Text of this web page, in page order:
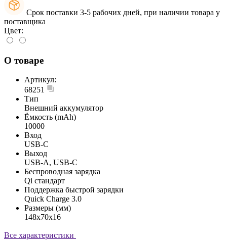
Срок поставки 3-5 рабочих дней, при наличии товара у
поставщика
Цвет:
О товаре
Артикул:
68251
Тип
Внешний аккумулятор
Ёмкость (mAh)
10000
Вход
USB-С
Выход
USB-A, USB-C
Беспроводная зарядка
Qi стандарт
Поддержка быстрой зарядки
Quick Charge 3.0
Размеры (мм)
148x70x16
Все характеристики